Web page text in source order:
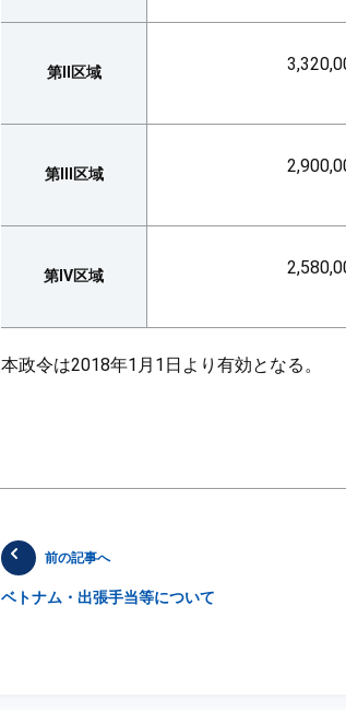
第II区域
第III区域
第IV区域
本政令は2018年1月1日より有効となる。
前の記事へ
ベトナム・出張手当等について